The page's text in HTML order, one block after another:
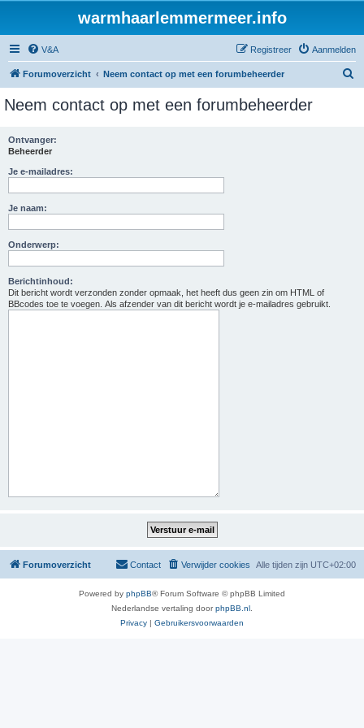
warmhaarlemmermeer.info
V&A Aanmelden
Registreer
Forumoverzicht Neem contact op met een forumbeheerder
Neem contact op met een forumbeheerder
Ontvanger:
Beheerder
Je e-mailadres:
Je naam:
Onderwerp:
Berichtinhoud:
Dit bericht wordt verzonden zonder opmaak, het heeft dus geen zin om HTML of
BBcodes toe te voegen. Als afzender van dit bericht wordt je e-mailadres gebruikt.
Forumoverzicht Alle tijden zijn UTC+02:00
Verwijder cookies
Contact
Powered by phpBB® Forum Software © phpBB Limited
Nederlandse vertaling doorphpBB.nl
Privacy | Gebruikersvoorwaarden